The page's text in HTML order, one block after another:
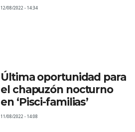
12/08/2022 - 14:34
Última oportunidad para
el chapuzón nocturno
en ‘Pisci-familias’
11/08/2022 - 14:08